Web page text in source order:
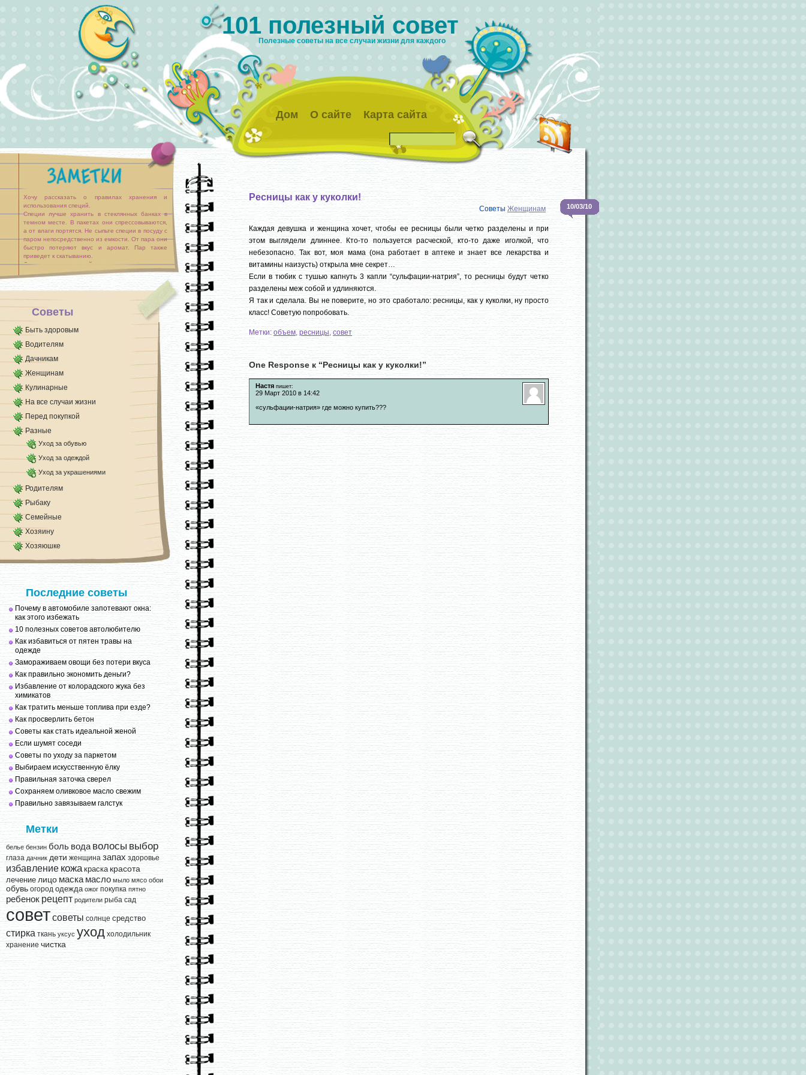
101 полезный совет
Полезные советы на все случаи жизни для каждого
Дом О сайте Карта сайта
Хочу рассказать о правилах хранения и
использования специй.
Специи лучше хранить в стеклянных банках в
темном месте. В пакетах они спрессовываются,
а от влаги портятся. Не сыпьте специи в посуду с
паром непосредственно из емкости. От пара они
быстро потеряют вкус и аромат. Пар также
приведет к скатыванию.
Листья мяты перечной подходят прежде всего
для десертов, особенно [...]
Советы
Быть здоровым
Водителям
Дачникам
Женщинам
Кулинарные
На все случаи жизни
Перед покупкой
Разные
Уход за обувью
Уход за одеждой
Уход за украшениями
Родителям
Рыбаку
Семейные
Хозяину
Хозяюшке
Последние советы
Почему в автомобиле запотевают окна:
как этого избежать
10 полезных советов автолюбителю
Как избавиться от пятен травы на
одежде
Замораживаем овощи без потери вкуса
Как правильно экономить деньги?
Избавление от колорадского жука без
химикатов
Как тратить меньше топлива при езде?
Как просверлить бетон
Советы как стать идеальной женой
Если шумят соседи
Советы по уходу за паркетом
Выбираем искусственную ёлку
Правильная заточка сверел
Сохраняем оливковое масло свежим
Правильно завязываем галстук
Метки
белье бензин боль вода волосы выбор
глаза дачник дети женщина запах здоровье
избавление кожа краска красота
лечение лицо маска масло мыло мясо обои
обувь огород одежда ожог покупка пятно
ребенок рецепт родители рыба сад
советсоветы солнце средство
стирка ткань уксус уход холодильник
хранение чистка
Ресницы как у куколки!
Советы Женщинам 10/03/10
Каждая девушка и женщина хочет, чтобы ее ресницы были четко разделены и при
этом выглядели длиннее. Кто-то пользуется расческой, кто-то даже иголкой, что
небезопасно. Так вот, моя мама (она работает в аптеке и знает все лекарства и
витамины наизусть) открыла мне секрет…
Если в тюбик с тушью капнуть 3 капли “сульфации-натрия”, то ресницы будут четко
разделены меж собой и удлиняются.
Я так и сделала. Вы не поверите, но это сработало: ресницы, как у куколки, ну просто
класс! Советую попробовать.
Метки: объем, ресницы, совет
One Response к “Ресницы как у куколки!”
Настя пишет:
29 Март 2010 в 14:42
«сульфации-натрия» где можно купить???